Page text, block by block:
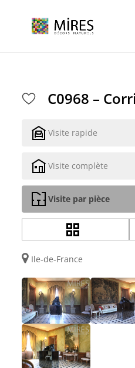
C0968 –
Visite rapide
Visite complète
Visite par pièce
Ile-de-France